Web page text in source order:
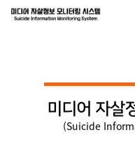
미디어 자살
(Suicide